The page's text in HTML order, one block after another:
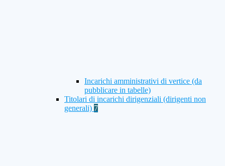
Incarichi amministrativi di vertice (da
pubblicare in tabelle)
Titolari di incarichi dirigenziali (dirigenti non
generali) 7